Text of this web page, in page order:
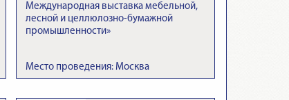
Международная выставка мебельной,
лесной и целлюлозно-бумажной
промышленности»
Место проведения: Москва